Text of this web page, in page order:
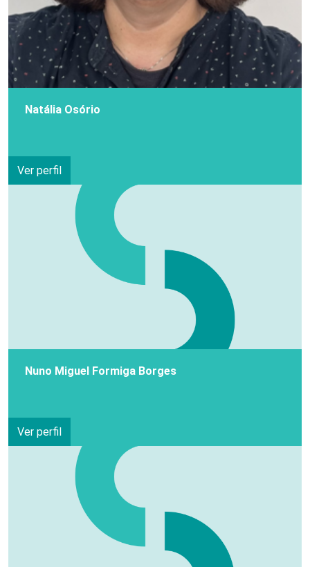
Natália Osório
Ver perfil
Nuno Miguel Formiga Borges
Ver perfil